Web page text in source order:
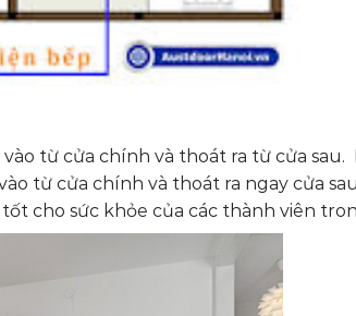
từ cửa chính và thoát ra từ cửa sau.
từ cửa chính và thoát ra ngay cửa
cho sức khỏe của các thành viên